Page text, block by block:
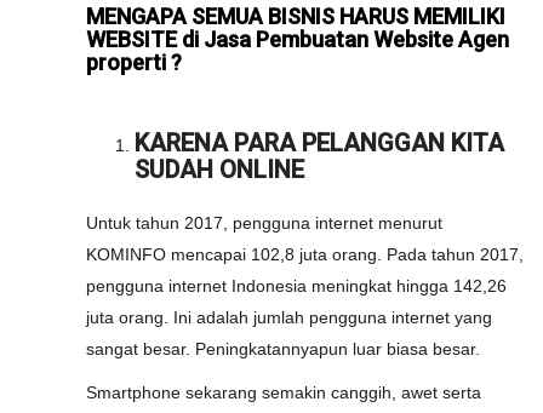
MENGAPA SEMUA BISNIS HARUS MEMILIKI
WEBSITE di Jasa Pembuatan Website Agen
properti ?
KARENA PARA PELANGGAN KITA
SUDAH ONLINE
Untuk tahun 2017, pengguna internet menurut
KOMINFO mencapai 102,8 juta orang. Pada tahun 2017,
pengguna internet Indonesia meningkat hingga 142,26
juta orang. Ini adalah jumlah pengguna internet yang
sangat besar. Peningkatannyapun luar biasa besar.
Smartphone sekarang semakin canggih, awet serta